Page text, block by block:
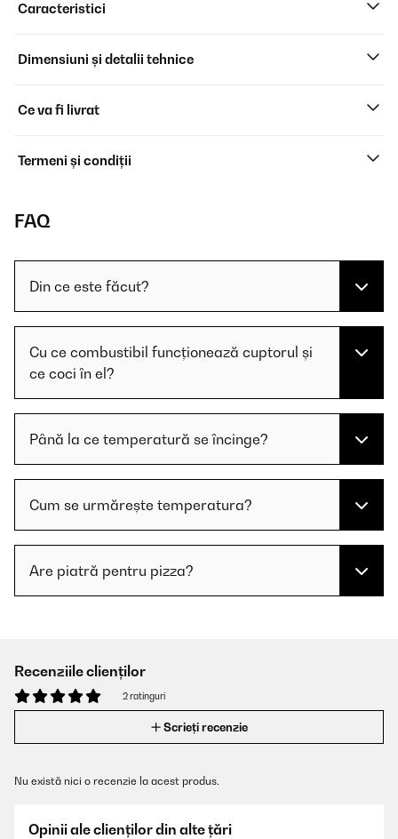
Caracteristici
Dimensiuni și detalii tehnice
Ce va fi livrat
Termeni și condiții
FAQ
Din ce este făcut?
Cu ce combustibil funcționează cuptorul și
ce coci în el?
Până la ce temperatură se încinge?
Cum se urmărește temperatura?
Are piatră pentru pizza?
Recenziile clienților
2 ratinguri
Scrieți recenzie
Nu există nici o recenzie la acest produs.
Opinii ale clienților din alte țări